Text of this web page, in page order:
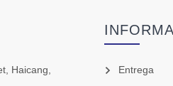
Haicang,
Entrega